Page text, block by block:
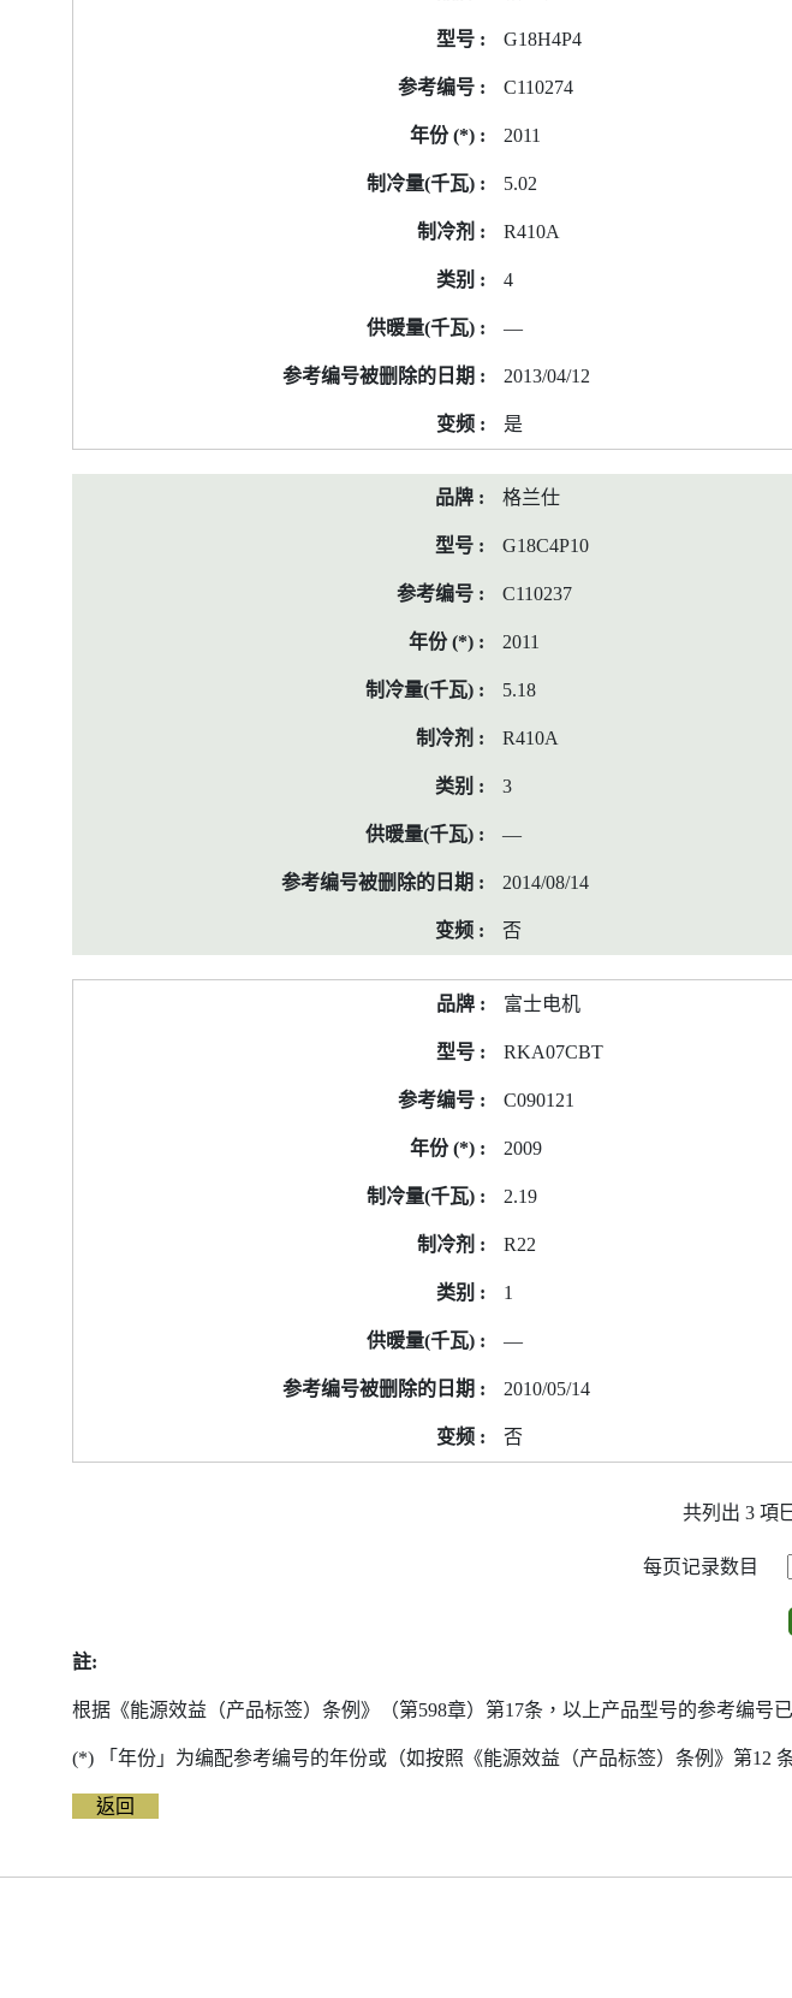
G18H4P4
C110274
2011
5.02
R410A
4
—
2013/04/12
是
格兰仕
G18C4P10
C110237
2011
5.18
R410A
3
—
2014/08/14
否
富士电机
RKA07CBT
C090121
2009
2.19
R22
1
—
2010/05/14
否
共列出 3 項
每页记录数目
註:
根据《能源效益（产品标签）条例》（第598章）第17条，以上产品型号的参考编号
(*) 「年份」为编配参考编号的年份或（如按照《能源效益（产品标签）条例》第12
返回